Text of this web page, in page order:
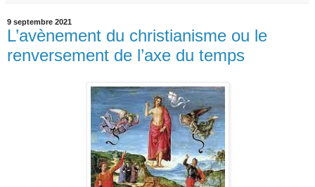
9 septembre 2021
L’avènement du christianisme ou le
renversement de l’axe du temps